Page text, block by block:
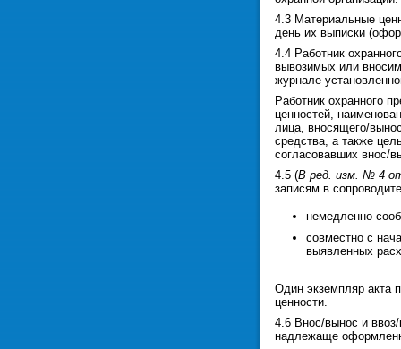
4.3 Материальные
день их выписки
4.4 Работник
вывозимых или
журнале
Работник охранного
ценностей,
лица, вносящего/
средства, а также
согласовавших внос/
4.5 (В ред. изм. № 4
записям в
немедленно
совместно с
выявленных
Один экземпляр акта
ценности.
4.6 Внос/вынос и ввоз/
надлежаще